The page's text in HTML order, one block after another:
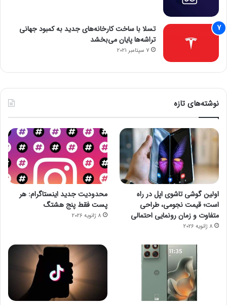
تسلا با ساخت کارخانه‌های جدید به کمبود جهانی
تراشه‌ها پایان می‌بخشد
7 سپتامبر 2021
نوشته‌های تازه
اولین گوشی تاشوی اپل در راه
است؛ قیمت نجومی، طراحی
متفاوت و زمان رونمایی احتمالی
8 ژانویه 2026
محدودیت جدید اینستاگرام: هر
پست فقط پنج هشتگ
8 ژانویه 2026